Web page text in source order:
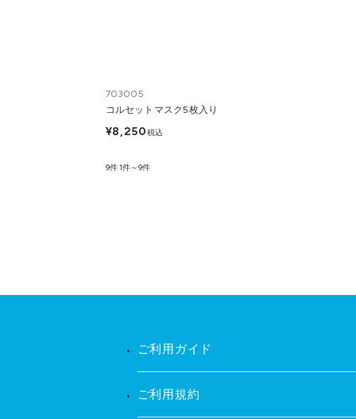
703005
コルセットマスク5枚入り
¥8,250税込
9件1件～9件
ご利用ガイド
ご利用規約